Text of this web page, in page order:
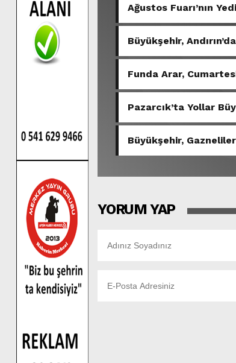
Ağustos Fuarı’nın
Büyükşehir,
Funda Arar,
Pazarcık’ta Yollar
Büyükşehir,
YORUM YAP